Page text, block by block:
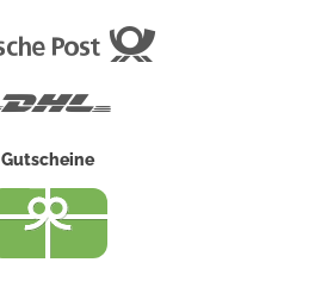
Gutscheine